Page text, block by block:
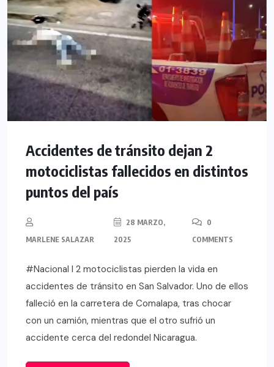
Accidentes de tránsito dejan 2
motociclistas fallecidos en distintos
puntos del país
MARLENE SALAZAR
28 MARZO,
2025
0
COMMENTS
#Nacional l 2 motociclistas pierden la vida en
accidentes de tránsito en San Salvador. Uno de ellos
falleció en la carretera de Comalapa, tras chocar
con un camión, mientras que el otro sufrió un
accidente cerca del redondel Nicaragua.